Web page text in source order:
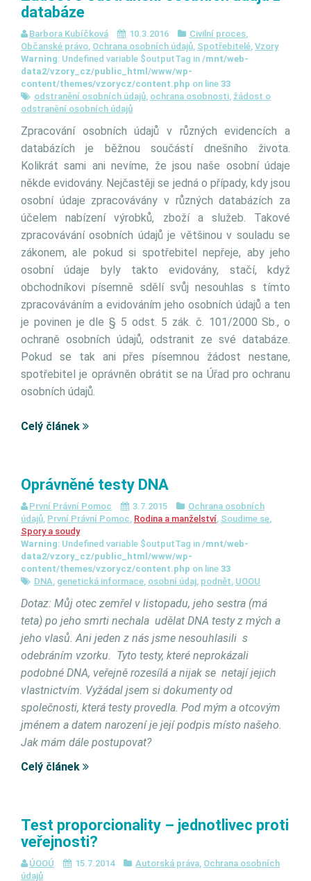
databáze
Barbora Kubíčková 10.3.2016 Civilní proces,
Občanské právo, Ochrana osobních údajů, Spotřebitelé, Vzory
Warning: Undefined variable $outputTag in /mnt/web-
data2/vzory_cz/public_html/www/wp-
content/themes/vzorycz/content.php on line 33
odstranění osobních údajů, ochrana osobnosti, žádost o
odstranění osobních údajů
Zpracování osobních údajů v různých evidencích a
databázích je běžnou součástí dnešního života.
Kolikrát sami ani nevíme, že jsou naše osobní údaje
někde evidovány. Nejčastěji se jedná o případy, kdy jsou
osobní údaje zpracovávány v různých databázích za
účelem nabízení výrobků, zboží a služeb. Takové
zpracovávání osobních údajů je většinou v souladu se
zákonem, ale pokud si spotřebitel nepřeje, aby jeho
osobní údaje byly takto evidovány, stačí, když
obchodníkovi písemně sdělí svůj nesouhlas s tímto
zpracováváním a evidováním jeho osobních údajů a ten
je povinen je dle § 5 odst. 5 zák. č. 101/2000 Sb., o
ochraně osobních údajů, odstranit ze své databáze.
Pokud se tak ani přes písemnou žádost nestane,
spotřebitel je oprávněn obrátit se na Úřad pro ochranu
osobních údajů.
Celý článek
Oprávněné testy DNA
První Právní Pomoc 3.7.2015
Ochrana osobních
údajů, První Právní Pomoc, Rodina a manželství, Soudime se,
Spory a soudy
Warning: Undefined variable $outputTag in /mnt/web-
data2/vzory_cz/public_html/www/wp-
content/themes/vzorycz/content.php on line 33
DNA, genetická informace, osobní údaj, podnět, UOOU
Dotaz: Můj otec zemřel v listopadu, jeho sestra (má
teta) po jeho smrti nechala udělat DNA testy z mých a
jeho vlasů. Ani jeden z nás jsme nesouhlasili s
odebráním vzorku. Tyto testy, které neprokázali
podobné DNA, veřejně rozesílá a nijak se netají jejich
vlastnictvím. Vyžádal jsem si dokumenty od
společnosti, která testy provedla. Pod mým a otcovým
jménem a datem narození je její podpis místo našeho.
Jak mám dále postupovat?
Celý článek
Test proporcionality – jednotlivec proti
veřejnosti?
ÚOOÚ 15.7.2014 Autorská práva, Ochrana osobních
údajů